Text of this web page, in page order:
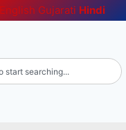
English Gujarati Hindi